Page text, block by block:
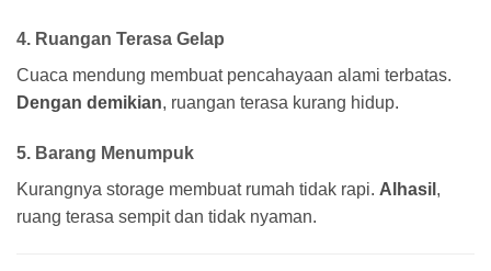
4. Ruangan Terasa Gelap
Cuaca mendung membuat pencahayaan alami terbatas.
Dengan demikian, ruangan terasa kurang hidup.
5. Barang Menumpuk
Kurangnya storage membuat rumah tidak rapi. Alhasil ,
ruang terasa sempit dan tidak nyaman.